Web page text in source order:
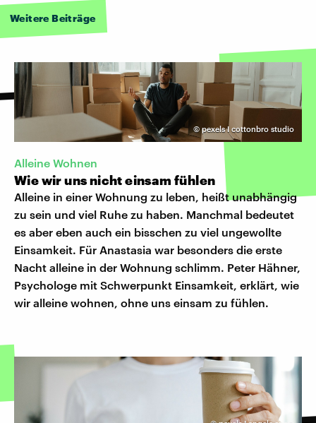
Weitere Beiträge
© pexels I cottonbro studio
Alleine Wohnen
Wie wir uns nicht einsam fühlen
Alleine in einer Wohnung zu leben, heißt unabhängig
zu sein und viel Ruhe zu haben. Manchmal bedeutet
es aber eben auch ein bisschen zu viel ungewollte
Einsamkeit. Für Anastasia war besonders die erste
Nacht alleine in der Wohnung schlimm. Peter Hähner,
Psychologe mit Schwerpunkt Einsamkeit, erklärt, wie
wir alleine wohnen, ohne uns einsam zu fühlen.